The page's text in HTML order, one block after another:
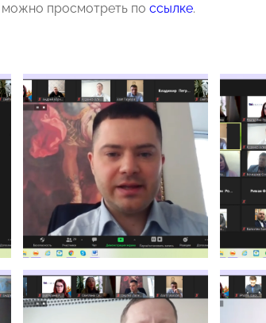
можно просмотреть по ссылке.